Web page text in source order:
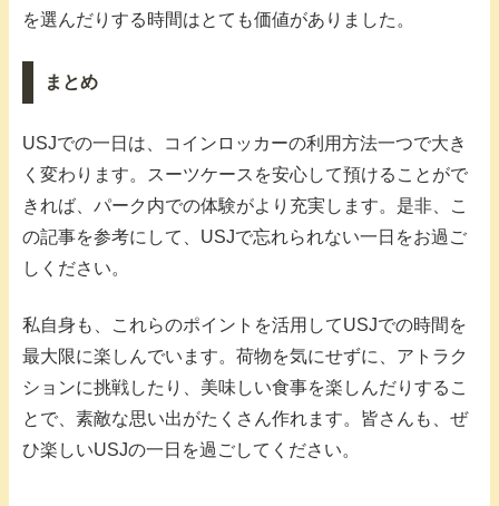
を選んだりする時間はとても価値がありました。
まとめ
USJでの一日は、コインロッカーの利用方法一つで大き
く変わります。スーツケースを安心して預けることがで
きれば、パーク内での体験がより充実します。是非、こ
の記事を参考にして、USJで忘れられない一日をお過ご
しください。
私自身も、これらのポイントを活用してUSJでの時間を
最大限に楽しんでいます。荷物を気にせずに、アトラク
ションに挑戦したり、美味しい食事を楽しんだりするこ
とで、素敵な思い出がたくさん作れます。皆さんも、ぜ
ひ楽しいUSJの一日を過ごしてください。